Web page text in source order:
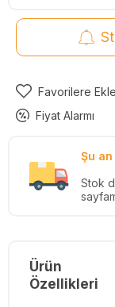
Favorilere Ekle
Fiyat Alarmı
Şu
Stok
Ürün
Özellikleri